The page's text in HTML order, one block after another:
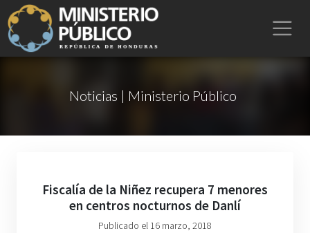
Noticias | Ministerio Público
Fiscalía de la Niñez recupera 7 menores
en centros nocturnos de Danlí
Publicado el 16 marzo, 2018